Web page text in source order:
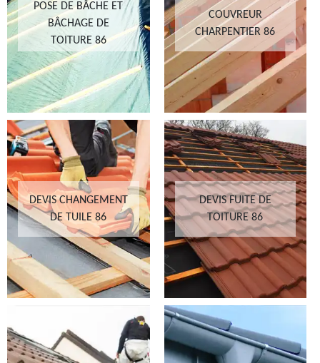
POSE DE BÂCHE ET
BÂCHAGE DE
TOITURE 86
COUVREUR
CHARPENTIER 86
DEVIS CHANGEMENT
DE TUILE 86
DEVIS FUITE DE
TOITURE 86